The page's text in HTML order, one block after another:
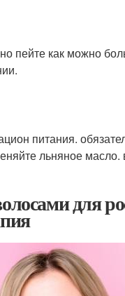
пейте как можно
питания.
льняное
для